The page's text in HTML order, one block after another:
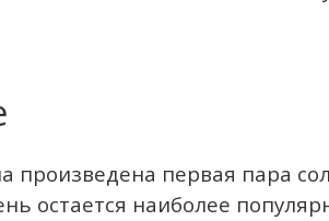
произведена первая пара
остается наиболее